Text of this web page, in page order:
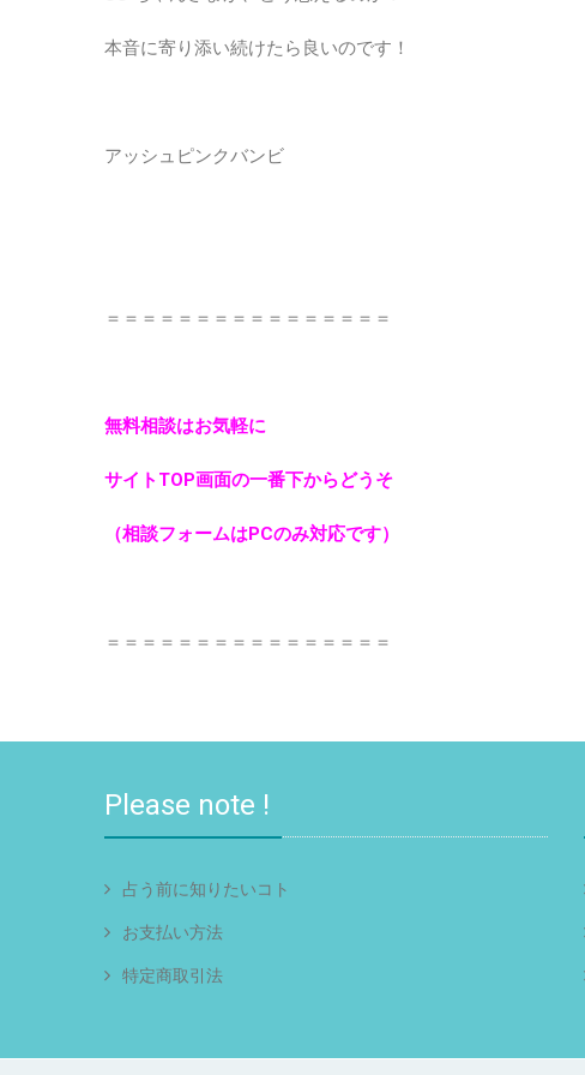
本音に寄り添い続けたら良いのです！
アッシュピンクバンビ
＝＝＝＝＝＝＝＝＝＝＝＝＝＝＝＝
無料相談はお気軽に
サイトTOP画面の一番下からどうそ
（相談フォームはPCのみ対応です）
＝＝＝＝＝＝＝＝＝＝＝＝＝＝＝＝
Please note !
占う前に知りたいコト
お支払い方法
特定商取引法